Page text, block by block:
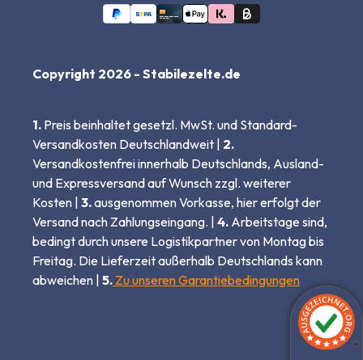
Copyright 2026 - Stabilezelte.de
1. Preis beinhaltet gesetzl. MwSt. und Standard-
Versandkosten Deutschlandweit | 2.
Versandkostenfrei innerhalb Deutschlands, Ausland-
und Expressversand auf Wunsch zzgl. weiterer
Kosten | 3.ausgenommen Vorkasse, hier erfolgt der
Versand nach Zahlungseingang. | 4. Arbeitstage sind,
bedingt durch unsere Logistikpartner von Montag bis
Freitag. Die Lieferzeit außerhalb Deutschlands kann
abweichen | 5. Zu unseren Garantiebedingungen